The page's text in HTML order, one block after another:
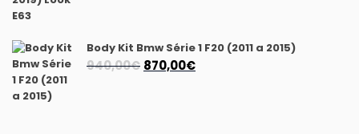
1.175,00€. 1.040,00€.
Body Kit Bmw Série 1 F20 (2011 a 2015)
940,00€ O
870,00€O